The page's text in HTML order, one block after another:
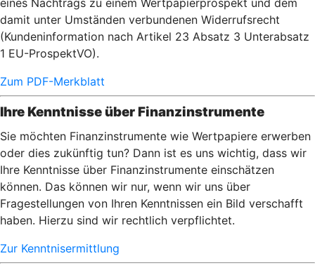
eines Nachtrags zu einem Wertpapierprospekt und dem
damit unter Umständen verbundenen Widerrufsrecht
(Kundeninformation nach Artikel 23 Absatz 3 Unterabsatz
1 EU-ProspektVO).
Zum PDF-Merkblatt
Ihre Kenntnisse über Finanzinstrumente
Sie möchten Finanzinstrumente wie Wertpapiere erwerben
oder dies zukünftig tun? Dann ist es uns wichtig, dass wir
Ihre Kenntnisse über Finanzinstrumente einschätzen
können. Das können wir nur, wenn wir uns über
Fragestellungen von Ihren Kenntnissen ein Bild verschafft
haben. Hierzu sind wir rechtlich verpflichtet.
Zur Kenntnisermittlung